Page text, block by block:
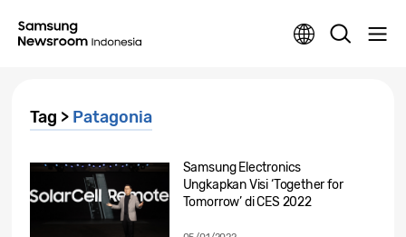
Tag > Patagonia
Samsung Electronics
Ungkapkan Visi ‘Together for
Tomorrow’ di CES 2022